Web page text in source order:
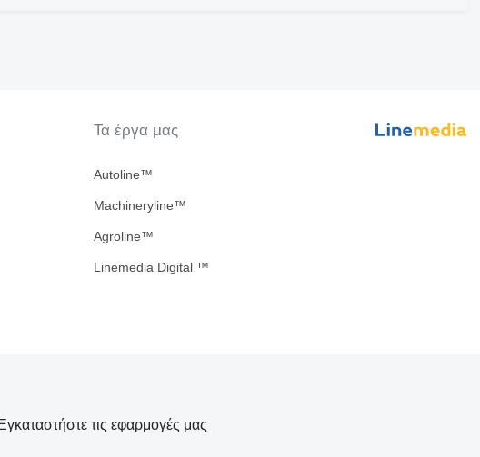
Τα έργα μας
Autoline™
Machineryline™
Agroline™
Linemedia Digital ™
Εγκαταστήστε τις εφαρμογές μας